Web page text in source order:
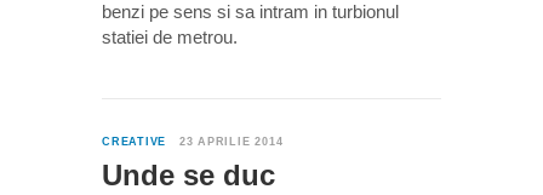
benzi pe sens si sa intram in turbionul
statiei de metrou.
CREATIVE 23 APRILIE 2014
Unde se duc